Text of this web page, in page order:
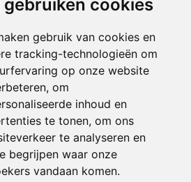
gebruiken cookies
gebruik van cookies en
tracking-technologieën om
op onze website
om
inhoud en
te tonen, om ons
te analyseren en
begrijpen waar onze
vandaan komen.
van de opengevallen rente
en de lopende rente.
kan, zonder daardoor in
komen, een aanbod tot
indien de
een andere volgorde
van de betaling
kan volledige
de hoofdsom weigeren,
niet eveneens de